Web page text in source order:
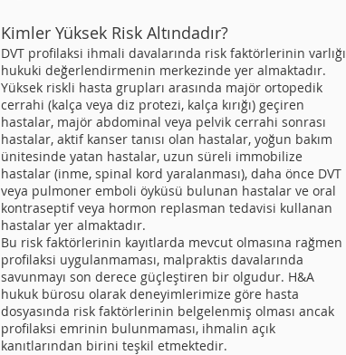
Kimler Yüksek Risk Altındadır?
DVT profilaksi ihmali davalarında risk faktörlerinin varlığı
hukuki değerlendirmenin merkezinde yer almaktadır.
Yüksek riskli hasta grupları arasında majör ortopedik
cerrahi (kalça veya diz protezi, kalça kırığı) geçiren
hastalar, majör abdominal veya pelvik cerrahi sonrası
hastalar, aktif kanser tanısı olan hastalar, yoğun bakım
ünitesinde yatan hastalar, uzun süreli immobilize
hastalar (inme, spinal kord yaralanması), daha önce DVT
veya pulmoner emboli öyküsü bulunan hastalar ve oral
kontraseptif veya hormon replasman tedavisi kullanan
hastalar yer almaktadır.
Bu risk faktörlerinin kayıtlarda mevcut olmasına rağmen
profilaksi uygulanmaması, malpraktis davalarında
savunmayı son derece güçleştiren bir olgudur. H&A
hukuk bürosu olarak deneyimlerimize göre hasta
dosyasında risk faktörlerinin belgelenmiş olması ancak
profilaksi emrinin bulunmaması, ihmalin açık
kanıtlarından birini teşkil etmektedir.